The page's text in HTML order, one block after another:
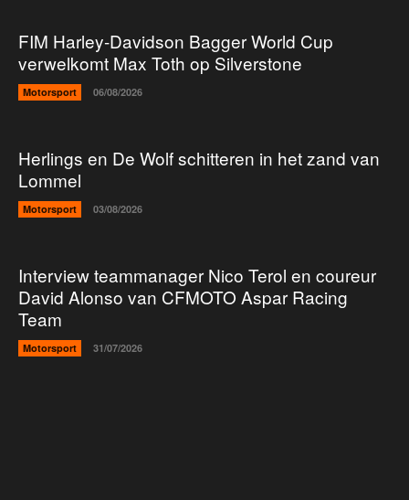
FIM Harley-Davidson Bagger World Cup
verwelkomt Max Toth op Silverstone
Motorsport 06/08/2026
Herlings en De Wolf schitteren in het zand van
Lommel
Motorsport 03/08/2026
Interview teammanager Nico Terol en coureur
David Alonso van CFMOTO Aspar Racing
Team
Motorsport 31/07/2026